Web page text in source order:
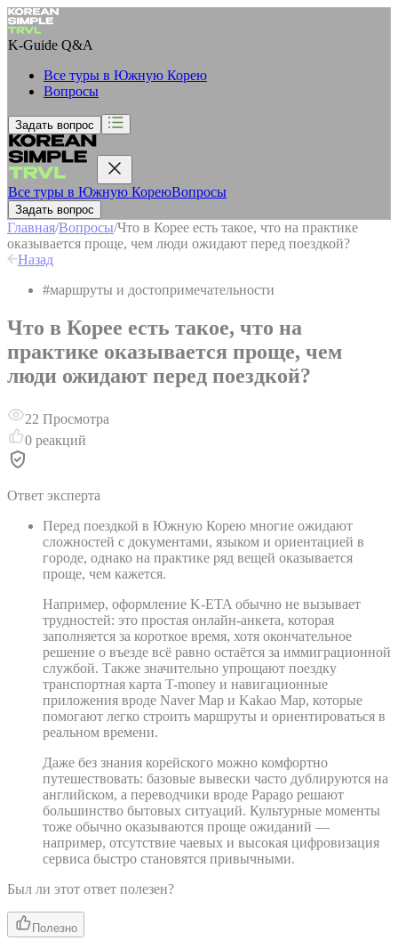
K-Guide Q&A
Все туры в Южную Корею
Вопросы
Задать вопрос
Все туры в Южную КореюВопросы
Задать вопрос
Главная/Вопросы/Что в Корее есть такое, что на практике
оказывается проще, чем люди ожидают перед поездкой?
Назад
#маршруты и достопримечательности
Что в Корее есть такое, что на
практике оказывается проще, чем
люди ожидают перед поездкой?
22 Просмотра
0 реакций
Ответ эксперта
Перед поездкой в Южную Корею многие ожидают
сложностей с документами, языком и ориентацией в
городе, однако на практике ряд вещей оказывается
проще, чем кажется.
Например, оформление K-ETA обычно не вызывает
трудностей: это простая онлайн-анкета, которая
заполняется за короткое время, хотя окончательное
решение о въезде всё равно остаётся за иммиграционной
службой. Также значительно упрощают поездку
транспортная карта T-money и навигационные
приложения вроде Naver Map и Kakao Map, которые
помогают легко строить маршруты и ориентироваться в
реальном времени.
Даже без знания корейского можно комфортно
путешествовать: базовые вывески часто дублируются на
английском, а переводчики вроде Papago решают
большинство бытовых ситуаций. Культурные моменты
тоже обычно оказываются проще ожиданий —
например, отсутствие чаевых и высокая цифровизация
сервиса быстро становятся привычными.
Был ли этот ответ полезен?
Полезно